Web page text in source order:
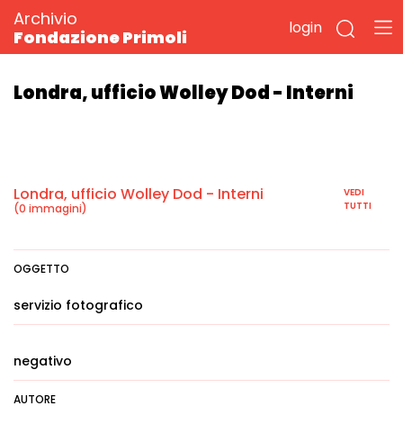
Archivio
Fondazione Primoli
login
Londra, ufficio Wolley Dod - Interni
Londra, ufficio Wolley Dod - Interni
(0 immagini)
VEDI
TUTTI
OGGETTO
servizio fotografico
negativo
AUTORE